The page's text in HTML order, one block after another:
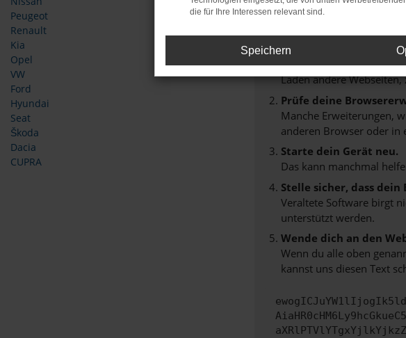
Peugeot
Renault
Kia
Opel
VW
Ford
Hyundai
Seat
Škoda
Dacia
CUPRA
Hier sind ein paar Tipps, die
Überprüfe deine
Laden andere
Prüfe deine
Manche Erweiterungen,
anderen Browser oder in
Starte dein Gerät neu.
Das kann manchmal
Stelle sicher, dass
Veraltete Software birgt
unterstützt werden.
Wende dich an den
Wenn du alle oben
kannst uns diesen Text
die für Ihre Interessen relevant sind.
Speichern